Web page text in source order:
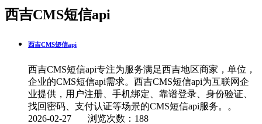
西吉CMS短信api
西吉CMS短信api
西吉CMS短信api专注为服务满足西吉地区商家，单位，
企业的CMS短信api需求。西吉CMS短信api为互联网企
业提供，用户注册、手机绑定、靠谱登录、身份验证、
找回密码、支付认证等场景的CMS短信api服务。。
2026-02-27 浏览次数：188